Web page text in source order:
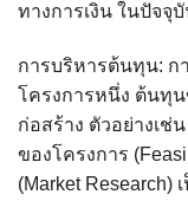
ทางการเงิน ในปัจจุ
การบริหารต้นทุน: ก
โครงการหนึ่ง ต้นทุน
ก่อสร้าง ตัวอย่างเช่
ของโครงการ
(Market